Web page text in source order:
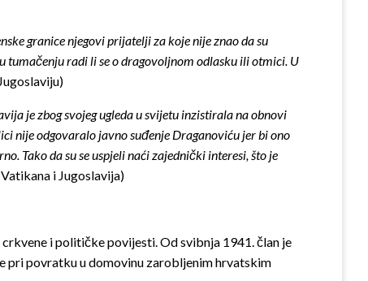
granice njegovi prijatelji za koje nije znao da su
tumačenju radi li se o dragovoljnom odlasku ili otmici. U
je zbog svojeg ugleda u svijetu inzistirala na obnovi
nije odgovaralo javno suđenje Draganoviću jer bi ono
Tako da su se uspjeli naći zajednički interesi, što je
i Jugoslavija)
i političke povijesti. Od svibnja 1941. član je
pri povratku u domovinu zarobljenim hrvatskim